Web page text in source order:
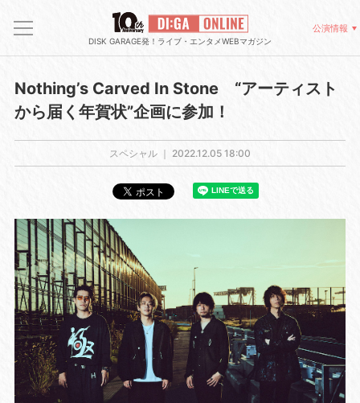
DISK GARAGE発！ライブ・エンタメWEBマガジン
公演情報
Nothing’s Carved In Stone “アーティスト
から届く年賀状”企画に参加！
スペシャル ｜ 2022.12.05 18:00